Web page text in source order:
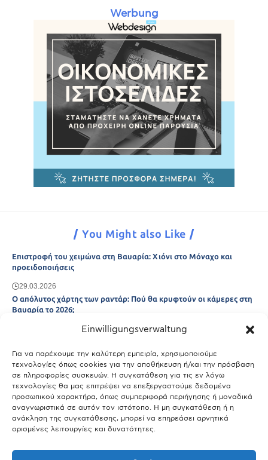
Einwilligungsverwaltung
Για να παρέχουμε την καλύτερη εμπειρία, χρησιμοποιούμε
τεχνολογίες όπως cookies για την αποθήκευση ή/και την πρόσβαση
σε πληροφορίες συσκευών. Η συγκατάθεση για τις εν λόγω
τεχνολογίες θα μας επιτρέψει να επεξεργαστούμε δεδομένα
προσωπικού χαρακτήρα, όπως συμπεριφορά περιήγησης ή μοναδικά
αναγνωριστικά σε αυτόν τον ιστότοπο. Η μη συγκατάθεση ή η
ανάκληση της συγκατάθεσης, μπορεί να επηρεάσει αρνητικά
ορισμένες λειτουργίες και δυνατότητες.
Werbung
You Might also Like
Επιστροφή του χειμώνα στη Βαυαρία: Χιόνι στο Μόναχο και
προειδοποιήσεις
29.03.2026
Ο απόλυτος χάρτης των ραντάρ: Πού θα κρυφτούν οι κάμερες στη
Βαυαρία το 2026;
Μόναχο;
25.03.2026
Θύελλα χτυπά το Μόναχο: Κίνδυνος από τους ισχυρούς ανέμους
και τις καταιγίδες
25.03.2026